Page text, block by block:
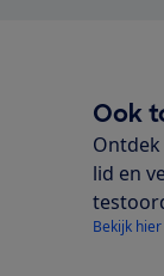
Ook
lid en
Bekijk